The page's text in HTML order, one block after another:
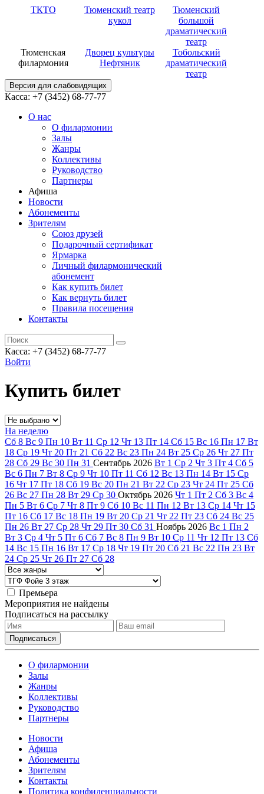
ТКТО
Тюменский театр
кукол
Тюменский
большой
драматический
театр
Тюменская
филармония
Дворец культуры
Нефтяник
Тобольский
драматический
театр
Версия для слабовидящих
Касса: +7 (3452) 68-77-77
О нас
О филармонии
Залы
Жанры
Коллективы
Руководство
Партнеры
Афиша
Новости
Абонементы
Зрителям
Союз друзей
Подарочный сертификат
Ярмарка
Личный филармонический
абонемент
Как купить билет
Как вернуть билет
Правила посещения
Контакты
Касса: +7 (3452) 68-77-77
Войти
Купить билет
На неделю
Сб 8 Вс 9 Пн 10 Вт 11 Ср 12 Чт 13 Пт 14 Сб 15 Вс 16 Пн 17 Вт
18 Ср 19 Чт 20 Пт 21 Сб 22 Вс 23 Пн 24 Вт 25 Ср 26 Чт 27 Пт
28 Сб 29 Вс 30 Пн 31 Сентябрь 2026 Вт 1 Ср 2 Чт 3 Пт 4 Сб 5
Вс 6 Пн 7 Вт 8 Ср 9 Чт 10 Пт 11 Сб 12 Вс 13 Пн 14 Вт 15 Ср
16 Чт 17 Пт 18 Сб 19 Вс 20 Пн 21 Вт 22 Ср 23 Чт 24 Пт 25 Сб
26 Вс 27 Пн 28 Вт 29 Ср 30 Октябрь 2026 Чт 1 Пт 2 Сб 3 Вс 4
Пн 5 Вт 6 Ср 7 Чт 8 Пт 9 Сб 10 Вс 11 Пн 12 Вт 13 Ср 14 Чт 15
Пт 16 Сб 17 Вс 18 Пн 19 Вт 20 Ср 21 Чт 22 Пт 23 Сб 24 Вс 25
Пн 26 Вт 27 Ср 28 Чт 29 Пт 30 Сб 31 Ноябрь 2026 Вс 1 Пн 2
Вт 3 Ср 4 Чт 5 Пт 6 Сб 7 Вс 8 Пн 9 Вт 10 Ср 11 Чт 12 Пт 13 Сб
14 Вс 15 Пн 16 Вт 17 Ср 18 Чт 19 Пт 20 Сб 21 Вс 22 Пн 23 Вт
24 Ср 25 Чт 26 Пт 27 Сб 28
Премьера
Мероприятия не найдены
Подписаться на рассылку
О филармонии
Залы
Жанры
Коллективы
Руководство
Партнеры
Новости
Афиша
Абонементы
Зрителям
Контакты
Политика конфиденциальности